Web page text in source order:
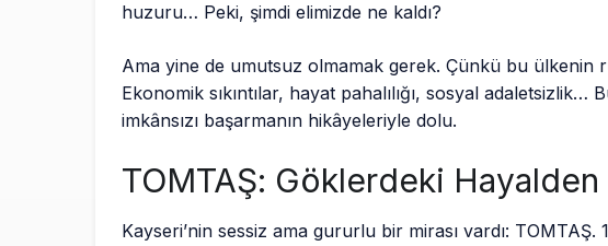
huzuru… Peki, şimdi elimizde ne kaldı?
Ama yine de umutsuz olmamak gerek. Çünkü bu ülkenin
Ekonomik sıkıntılar, hayat pahalılığı, sosyal adaletsizlik…
imkânsızı başarmanın hikâyeleriyle dolu.
TOMTAŞ: Göklerdeki
Kayseri’nin sessiz ama gururlu bir mirası vardı: TOMTAŞ.